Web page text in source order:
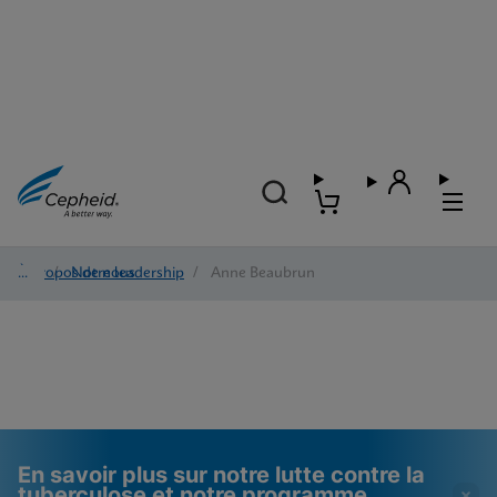
À propos de nous
/ Notre leadership / Anne Beaubrun
En savoir plus sur notre lutte contre la